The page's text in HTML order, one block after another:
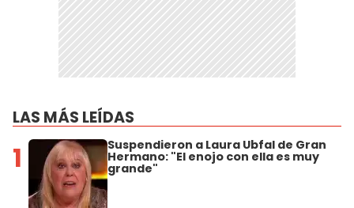
LAS MÁS LEÍDAS
1 Suspendieron a Laura Ubfal de Gran
Hermano: "El enojo con ella es muy
grande"